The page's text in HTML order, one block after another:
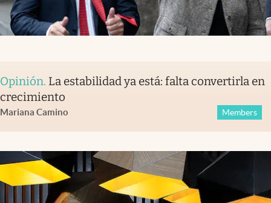
Opinión. La estabilidad ya está: falta convertirla en
crecimiento
Mariana Camino Members